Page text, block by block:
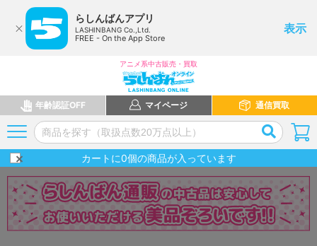
らしんばんアプリ
LASHINBANG Co.,Ltd.
FREE - On the App Store
表示
アニメ系中古販売・買取
年齢認証OFF マイページ 通信買取
カートに0個の商品が入っています